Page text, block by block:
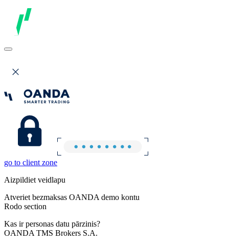
go to client zone
Aizpildiet veidlapu
Atveriet bezmaksas OANDA demo kontu
Rodo section
Kas ir personas datu pārzinis?
OANDA TMS Brokers S.A.